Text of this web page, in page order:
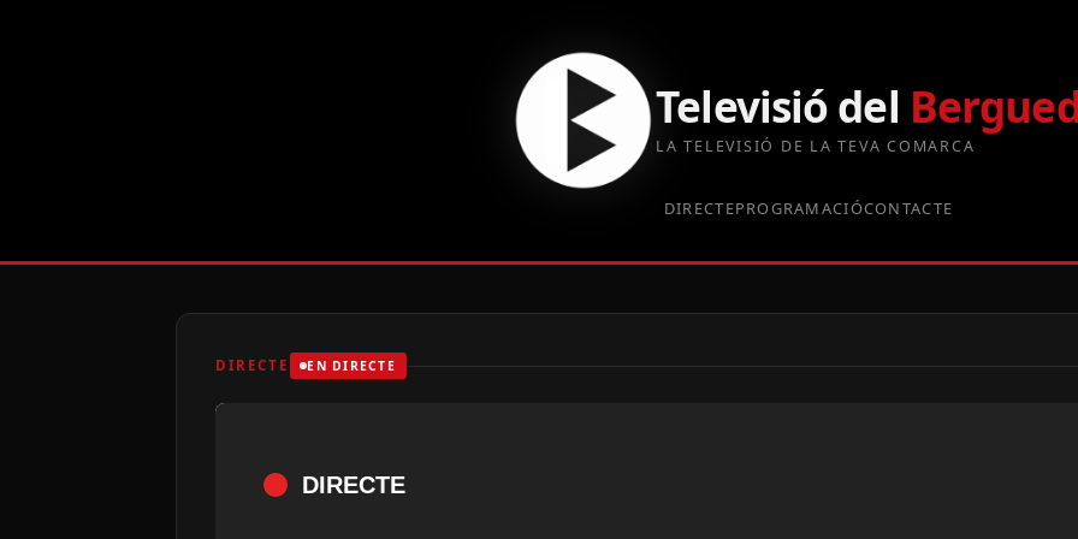
Televisió del
LA TELEVISIÓ DE LA TEVA COMARCA
DIRECTEPROGRAMACIÓCONTACTE
DIRECTE EN DIRECTE
DIRECTE